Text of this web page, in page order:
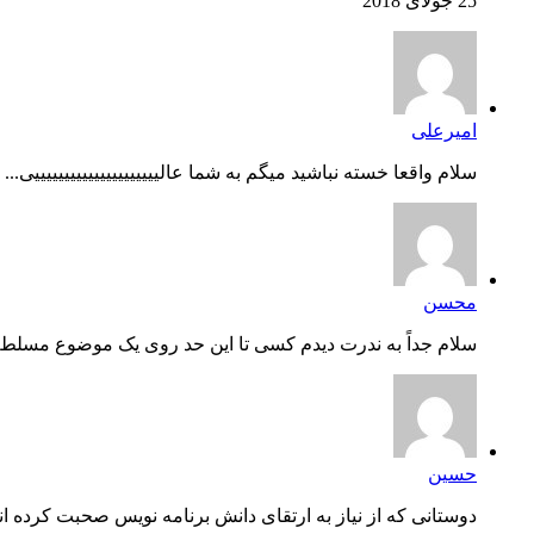
امیرعلی
سلام واقعا خسته نباشید میگم به شما عالیییییییییییییییییییییی...
محسن
سلام جداً به ندرت دیدم کسی تا این حد روی یک موضوع
حسین
دوستانی که از نیاز به ارتقای دانش برنامه نویس صحبت کرده